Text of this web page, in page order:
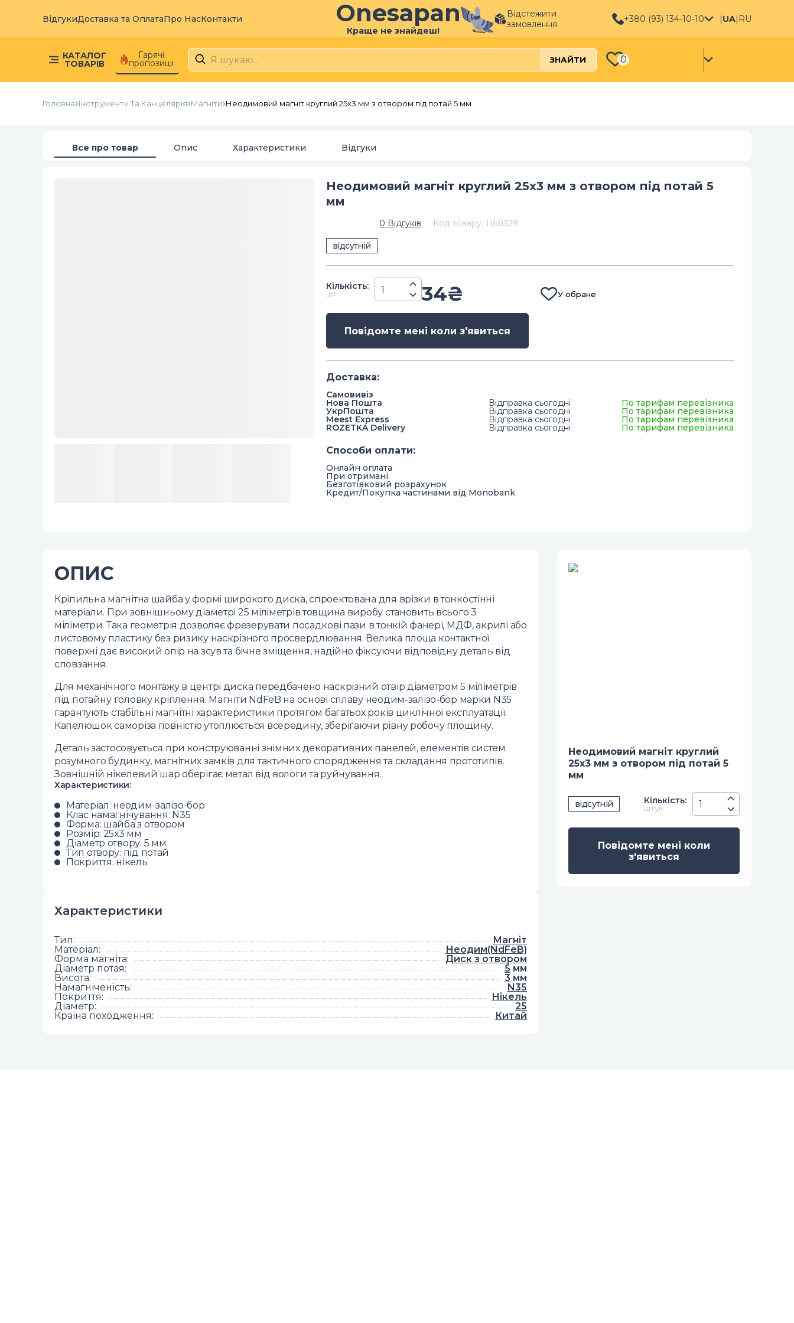
ВідгукиДоставка та ОплатаПро НасКонтакти Onesapan
Краще не знайдеш!
Відстежити
замовлення
+380 (93) 134-10-10 |UA| RU
КАТАЛОГ
ТОВАРІВ
Гарячі
пропозиції ЗНАЙТИ 0
Головна Інструменти Та Канцелярія Магніти Неодимовий магніт круглий 25х3 мм з отвором під потай 5 мм
Все про товар Опис Характеристики Відгуки
Неодимовий магніт круглий 25х3 мм з отвором під потай 5
мм
0 Відгуків Код товару: 1160329
відсутній
Кiлькiсть:
шт. 34₴ У обране
Повідомте мені коли з'явиться
Доставка:
Самовивіз
Нова Пошта Відправка сьогодні По тарифам перевізника
УкрПошта Відправка сьогодні По тарифам перевізника
Meest Express Відправка сьогодні По тарифам перевізника
ROZETKA Delivery Відправка сьогодні По тарифам перевізника
Способи оплати:
Онлайн оплата
При отримані
Безготівковий розрахунок
Кредит/Покупка частинами від Monobank
ОПИС
Кріпильна магнітна шайба у формі широкого диска, спроектована для врізки в тонкостінні
матеріали. При зовнішньому діаметрі 25 міліметрів товщина виробу становить всього 3
міліметри. Така геометрія дозволяє фрезерувати посадкові пази в тонкій фанері, МДФ, акрилі або
листовому пластику без ризику наскрізного просвердлювання. Велика площа контактної
поверхні дає високий опір на зсув та бічне зміщення, надійно фіксуючи відповідну деталь від
сповзання.
Для механічного монтажу в центрі диска передбачено наскрізний отвір діаметром 5 міліметрів
під потайну головку кріплення. Магніти NdFeB на основі сплаву неодим-залізо-бор марки N35
гарантують стабільні магнітні характеристики протягом багатьох років циклічної експлуатації.
Капелюшок саморіза повністю утоплюється всередину, зберігаючи рівну робочу площину.
Деталь застосовується при конструюванні знімних декоративних панелей, елементів систем
розумного будинку, магнітних замків для тактичного спорядження та складання прототипів.
Зовнішній нікелевий шар оберігає метал від вологи та руйнування.
Характеристики:
Матеріал: неодим-залізо-бор
Клас намагнічування: N35
Форма: шайба з отвором
Розмір: 25х3 мм
Діаметр отвору: 5 мм
Тип отвору: під потай
Покриття: нікель
Характеристики
Тип:
Магніт
Матеріал:
Неодим(NdFeB)
Форма магніта:
Диск з отвором
Діаметр потая: 5 мм
Висота: 3 мм
Намагніченість:
N35
Покриття:
Нікель
Діаметр:
25
Країна походження: Китай
Неодимовий магніт круглий
25х3 мм з отвором під потай 5
мм
відсутній Кiлькiсть:
штук
Повідомте мені коли
з'явиться